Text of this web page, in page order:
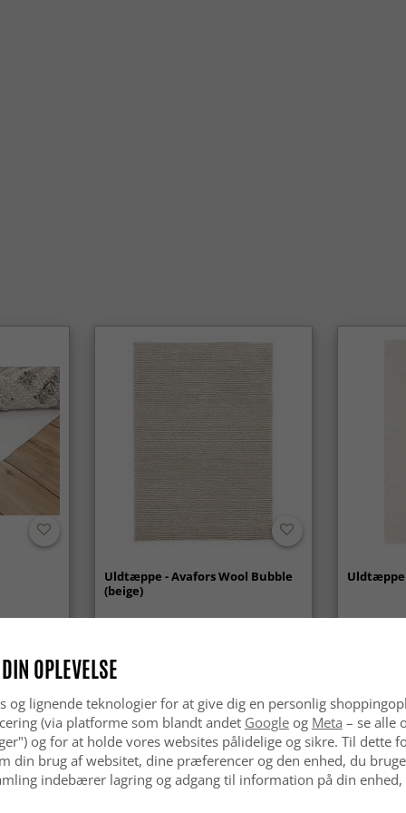
Uldtæppe - Avafors Wool Bubble
(beige)
Uldtæppe
OPLEVELSE
og lignende teknologier for at give dig en personlig
(via platforme som blandt andet Googleog Meta – se alle
og for at holde vores websites pålidelige og sikre. Til dette
din brug af websitet, dine præferencer og den enhed, du
indebærer lagring og adgang til information på din enhed,